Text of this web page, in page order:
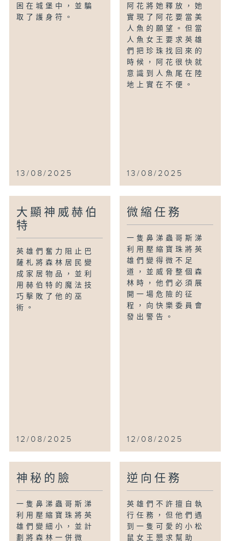
困在城堡中，並騙
取了護身符。
13/08/2025
阿花將她釋放，她
實現了阿花要當美
人魚的願望。但當
人魚女王要求英雄
們把珍珠找回來的
時候，阿花很快就
意識到人魚尾在陸
地上實在不便。
13/08/2025
大顯神威赫伯
特
英雄們奮力阻止巴
薩札將森林居民變
成家居物品，並利
用赫伯特的魔法技
巧擊敗了他的巫
術。
12/08/2025
微縮任務
一隻鼻涕蟲哥斯涕
利用壓縮寶珠將英
雄們變得微不足
道，並威脅整個森
林時，他們必須展
開一場危險的征
程，向快樂委員會
發出警告。
12/08/2025
神秘的臉
一隻鼻涕蟲哥斯涕
利用壓縮寶珠將英
雄們變細小，並計
劃將森林一併微
逆向任務
英雄們不許擅自執
行任務，但他們遇
到一隻可愛的小松
鼠女王懇求幫助